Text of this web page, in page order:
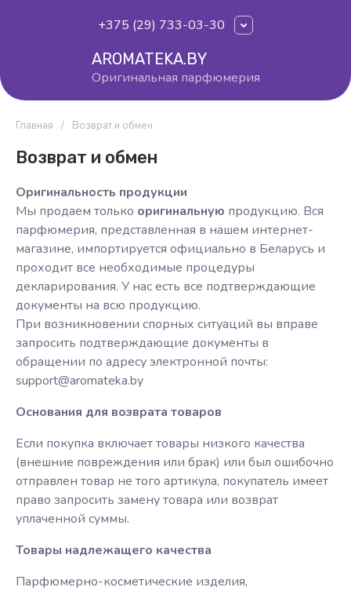
+375 (29) 733-03-30
AROMATEKA.BY
Оригинальная парфюмерия
Главная / Возврат и обмен
Возврат и обмен
Оригинальность продукции
Мы продаем только оригинальную продукцию. Вся
парфюмерия, представленная в нашем интернет-
магазине, импортируется официально в Беларусь и
проходит все необходимые процедуры
декларирования. У нас есть все подтверждающие
документы на всю продукцию.
При возникновении спорных ситуаций вы вправе
запросить подтверждающие документы в
обращении по адресу электронной почты:
support@aromateka.by
Основания для возврата товаров
Если покупка включает товары низкого качества
(внешние повреждения или брак) или был ошибочно
отправлен товар не того артикула, покупатель имеет
право запросить замену товара или возврат
уплаченной суммы.
Товары надлежащего качества
Парфюмерно-косметические изделия,